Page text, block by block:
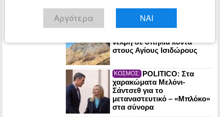
νεκρή σε σπηλιά κοντά
στους Αγίους Ισιδώρους
ΚΟΣΜΟΣ: POLITICO: Στα
χαρακώματα Μελόνι-
Σάντσεθ για το
μεταναστευτικό – «Μπλόκο»
στα σύνορα
Αργότερα ΝΑΙ